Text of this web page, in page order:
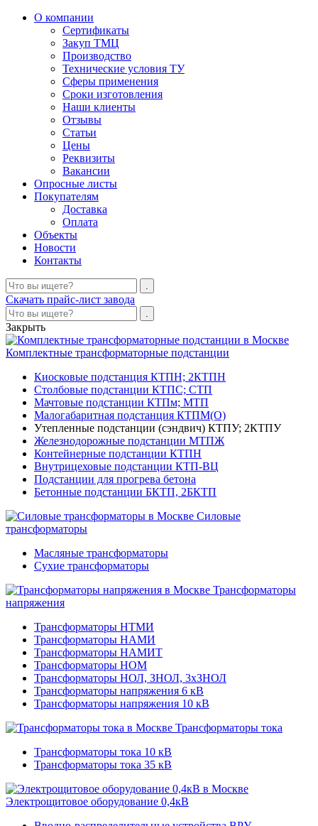
О компании
Сертификаты
Закуп ТМЦ
Производство
Технические условия ТУ
Сферы применения
Сроки изготовления
Наши клиенты
Отзывы
Статьи
Цены
Реквизиты
Вакансии
Опросные листы
Покупателям
Доставка
Оплата
Объекты
Новости
Контакты
Скачать прайс-лист завода
Закрыть
Комплектные трансформаторные подстанции
Киосковые подстанция КТПН; 2КТПН
Столбовые подстанции КТПС; СТП
Мачтовые подстанции КТПм; МТП
Малогабаритная подстанция КТПМ(О)
Утепленные подстанции (сэндвич) КТПУ; 2КТПУ
Железнодорожные подстанции МТПЖ
Контейнерные подстанции КТПН
Внутрицеховые подстанции КТП-ВЦ
Подстанции для прогрева бетона
Бетонные подстанции БКТП, 2БКТП
Силовые
трансформаторы
Масляные трансформаторы
Сухие трансформаторы
Трансформаторы
напряжения
Трансформаторы НТМИ
Трансформаторы НАМИ
Трансформаторы НАМИТ
Трансформаторы НОМ
Трансформаторы НОЛ, ЗНОЛ, 3хЗНОЛ
Трансформаторы напряжения 6 кВ
Трансформаторы напряжения 10 кВ
Трансформаторы тока
Трансформаторы тока 10 кВ
Трансформаторы тока 35 кВ
Электрощитовое оборудование 0,4кВ